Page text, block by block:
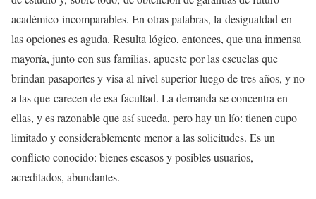
académico incomparables. En otras palabras, la desigualdad en
las opciones es aguda. Resulta lógico, entonces, que una inmensa
mayoría, junto con sus familias, apueste por las escuelas que
brindan pasaportes y visa al nivel superior luego de tres años, y no
a las que carecen de esa facultad. La demanda se concentra en
ellas, y es razonable que así suceda, pero hay un lío: tienen cupo
limitado y considerablemente menor a las solicitudes. Es un
conflicto conocido: bienes escasos y posibles usuarios,
acreditados, abundantes.